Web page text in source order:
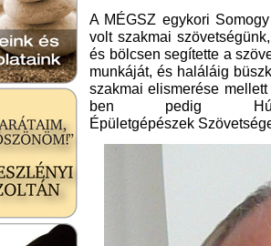
A MÉGSZ egykori
volt szakmai
és bölcsen segítette a
munkáját, és haláláig
szakmai elismerése
ben pedig
Épületgépészek